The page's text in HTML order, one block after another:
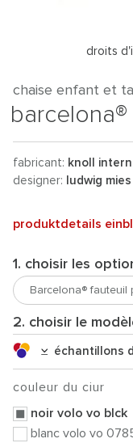
droits
chaise enfant et
fabricant: knoll
designer:
ludwig
produktdetails
1. choisir les
2. choisir le
échantillons
couleur du ciur
noir volo vo blck
blanc volo vo